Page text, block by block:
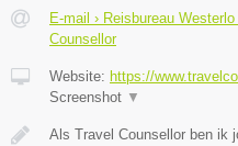
E-mail › Reisbureau
Counsellor
Website: https://
Screenshot ▼
Als Travel Counsellor ben ik